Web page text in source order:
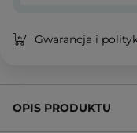
Gwarancja i
OPIS PRODUKTU